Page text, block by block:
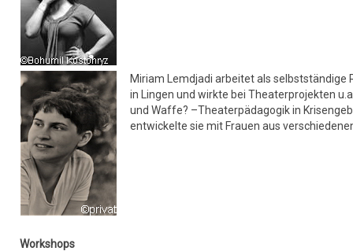
Miriam Lemdjadi arbeitet als
in Lingen und wirkte bei Theaterprojekten
und Waffe? –Theaterpädagogik in
entwickelte sie mit Frauen aus
Workshops